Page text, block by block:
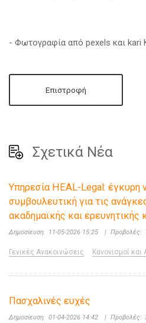
- Φωτογραφία από pexels και kari
Επιστροφή
Σχετικά Νέα
Υπηρεσία HEAL-Legal: έγκυρη
συμβουλευτική για τις
ακαδημαϊκής και ερευνητικής
Δημοσίευση: 11-05-2026 15:25 | Προβολές:
Γενικές Ανακοινώσεις Κανονισμοί και
Πασχαλινές ευχές
Δημοσίευση: 01-04-2026 14:42 | Προβολές: